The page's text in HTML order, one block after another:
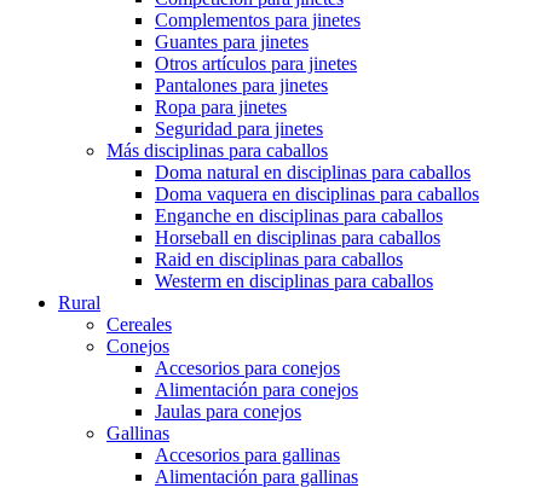
Complementos para jinetes
Guantes para jinetes
Otros artículos para jinetes
Pantalones para jinetes
Ropa para jinetes
Seguridad para jinetes
Más disciplinas para caballos
Doma natural en disciplinas para caballos
Doma vaquera en disciplinas para caballos
Enganche en disciplinas para caballos
Horseball en disciplinas para caballos
Raid en disciplinas para caballos
Westerm en disciplinas para caballos
Rural
Cereales
Conejos
Accesorios para conejos
Alimentación para conejos
Jaulas para conejos
Gallinas
Accesorios para gallinas
Alimentación para gallinas